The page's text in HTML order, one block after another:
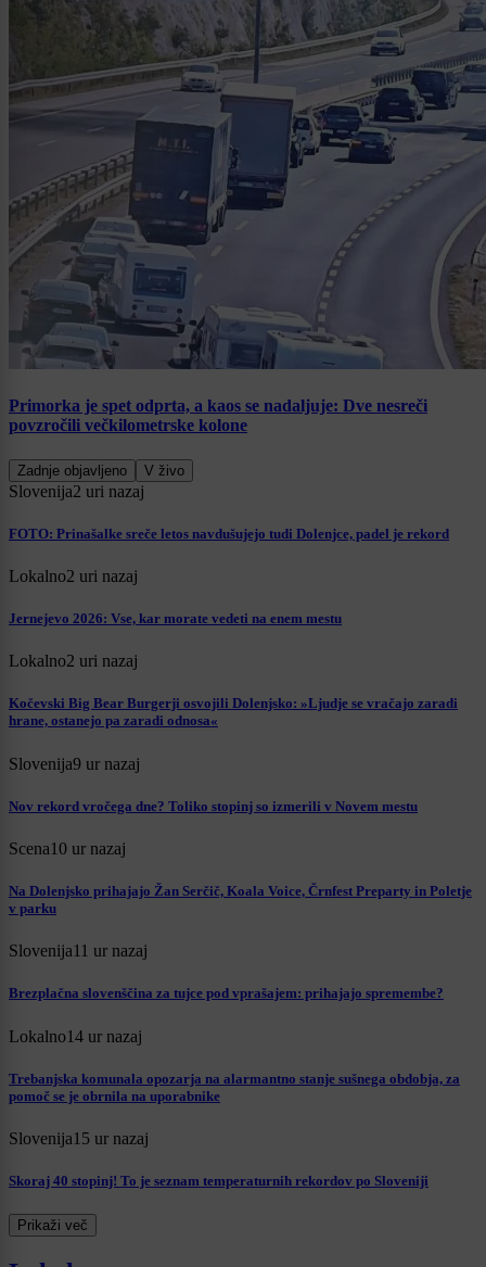
Primorka je spet odprta, a kaos se nadaljuje: Dve nesreči
povzročili večkilometrske kolone
Zadnje objavljeno V živo
Slovenija2 uri nazaj
FOTO: Prinašalke sreče letos navdušujejo tudi Dolenjce, padel je rekord
Lokalno2 uri nazaj
Jernejevo 2026: Vse, kar morate vedeti na enem mestu
Lokalno2 uri nazaj
Kočevski Big Bear Burgerji osvojili Dolenjsko: »Ljudje se vračajo zaradi
hrane, ostanejo pa zaradi odnosa«
Slovenija9 ur nazaj
Nov rekord vročega dne? Toliko stopinj so izmerili v Novem mestu
Scena10 ur nazaj
Na Dolenjsko prihajajo Žan Serčič, Koala Voice, Črnfest Preparty in Poletje
v parku
Slovenija11 ur nazaj
Brezplačna slovenščina za tujce pod vprašajem: prihajajo spremembe?
Lokalno14 ur nazaj
Trebanjska komunala opozarja na alarmantno stanje sušnega obdobja, za
pomoč se je obrnila na uporabnike
Slovenija15 ur nazaj
Skoraj 40 stopinj! To je seznam temperaturnih rekordov po Sloveniji
Prikaži več